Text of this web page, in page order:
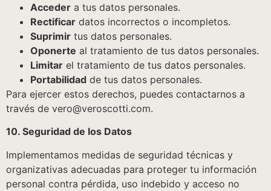
Acceder a tus datos personales.
Rectificar datos incorrectos o incompletos.
Suprimir tus datos personales.
Oponerte al tratamiento de tus datos personales.
Limitar el tratamiento de tus datos personales.
Portabilidad de tus datos personales.
Para ejercer estos derechos, puedes contactarnos a
través de vero@veroscotti.com.
10. Seguridad de los Datos
Implementamos medidas de seguridad técnicas y
organizativas adecuadas para proteger tu información
personal contra pérdida, uso indebido y acceso no